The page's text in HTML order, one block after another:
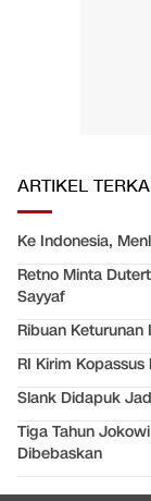
ARTIKEL
Ke Indonesia,
Retno Minta
Sayyaf
Ribuan Keturunan
RI Kirim
Slank Didapuk
Tiga Tahun
Dibebaskan